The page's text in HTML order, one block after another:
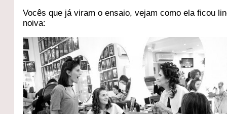
Vocês que já viram o ensaio, vejam como ela ficou
noiva: